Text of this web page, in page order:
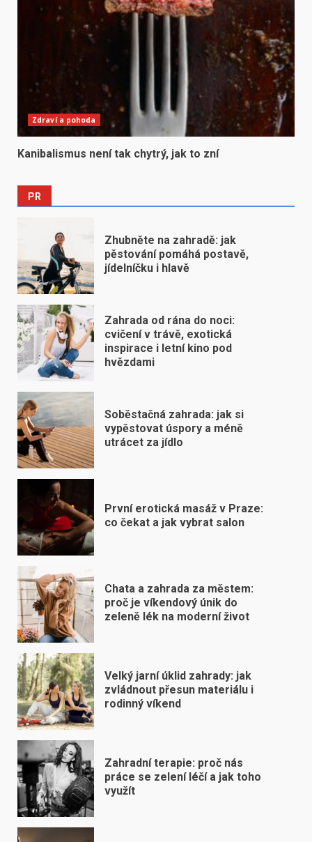
Zdraví a pohoda
Kanibalismus není tak chytrý, jak to zní
PR
Zhubněte na zahradě: jak
pěstování pomáhá postavě,
jídelníčku i hlavě
Zahrada od rána do noci:
cvičení v trávě, exotická
inspirace i letní kino pod
hvězdami
Soběstačná zahrada: jak si
vypěstovat úspory a méně
utrácet za jídlo
První erotická masáž v Praze:
co čekat a jak vybrat salon
Chata a zahrada za městem:
proč je víkendový únik do
zeleně lék na moderní život
Velký jarní úklid zahrady: jak
zvládnout přesun materiálu i
rodinný víkend
Zahradní terapie: proč nás
práce se zelení léčí a jak toho
využít